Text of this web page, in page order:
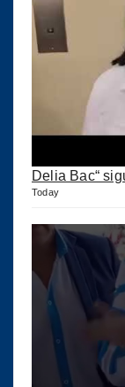
Delia Bac“
Today